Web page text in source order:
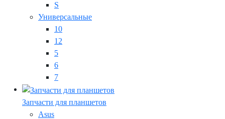
S
Универсальные
10
12
5
6
7
Запчасти для планшетов
Asus